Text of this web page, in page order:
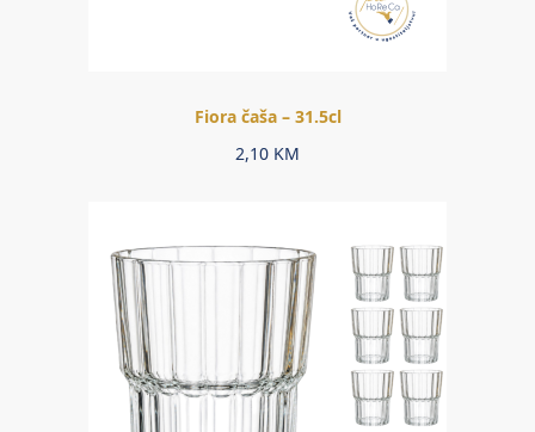
Fiora čaša – 31.5cl
2,10 KM